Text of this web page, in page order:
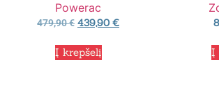
Powerac
479,90€ 439,90€
Į krepšelį Į